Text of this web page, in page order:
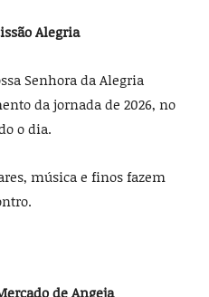
Alegria
Senhora da Alegria
da jornada de 2026, no
o dia.
música e finos fazem
de Angeja